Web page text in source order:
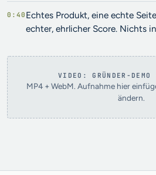
0:40 Echtes Produkt, eine echte
echter, ehrlicher Score. Nichts
VIDEO: GRÜNDER-
MP4 + WebM. Aufnahme hier
ändern.